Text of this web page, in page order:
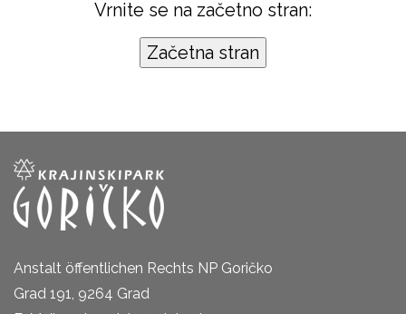
Vrnite se na začetno stran:
Anstalt öffentlichen Rechts NP Goričko
Grad 191, 9264 Grad